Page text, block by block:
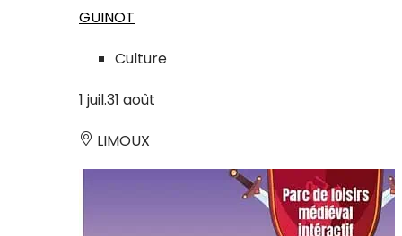
GUINOT
Culture
1 juil.31 août
LIMOUX